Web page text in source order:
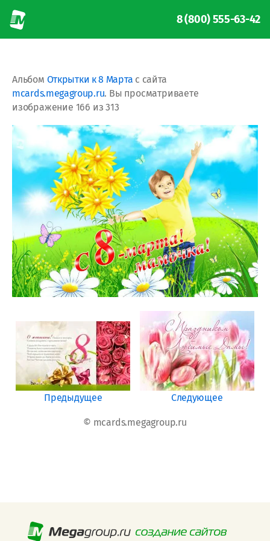
8 (800) 555-63-42
Альбом Открытки к 8 Марта с сайта
mcards.megagroup.ru. Вы просматриваете
изображение 166 из 313
Предыдущее Следующее
© mcards.megagroup.ru